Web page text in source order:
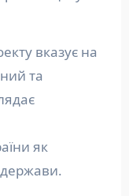
вказує на
та
як
держави.